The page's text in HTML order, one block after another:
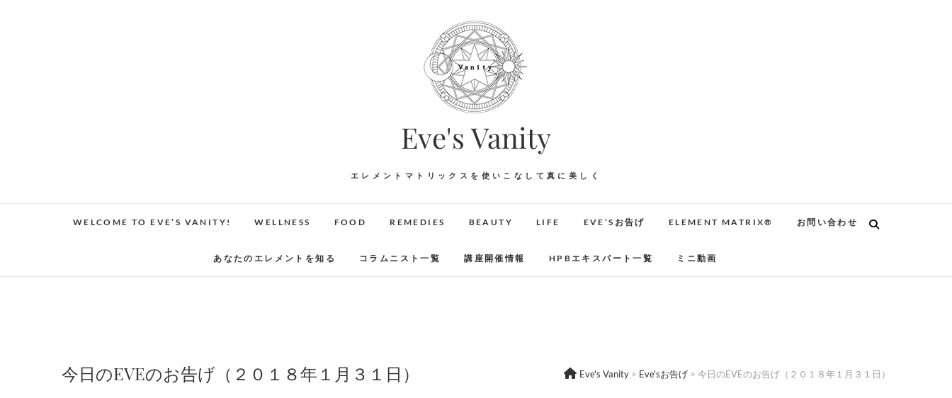
Eve's Vanity
エレメントマトリックスを使いこなして真に美しく
WELCOME TO EVE’S VANITY! WELLNESS FOOD REMEDIES BEAUTY LIFE EVE’Sお告げ ELEMENT MATRIX® お問い合わせ
あなたのエレメントを知る コラムニスト一覧 講座開催情報 HPBエキスパート一覧 ミニ動画
今日のEVEのお告げ（２０１８年１月３１日） Eve's Vanity > Eve'sお告げ > 今日のEVEのお告げ（２０１８年１月３１日）